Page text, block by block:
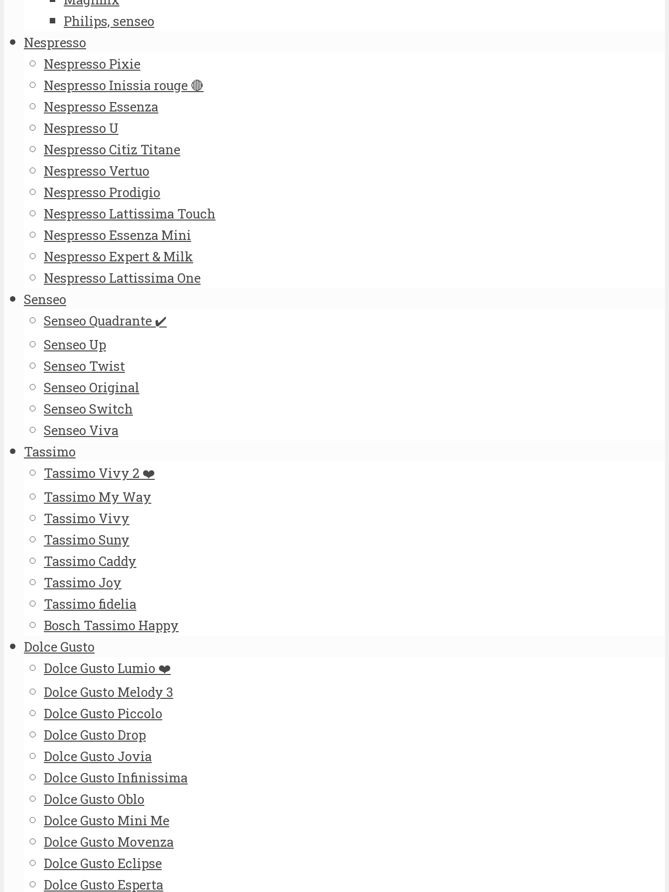
Philips, senseo
Nespresso
Nespresso Pixie
Nespresso Inissia rouge 🔴
Nespresso Essenza
Nespresso U
Nespresso Citiz Titane
Nespresso Vertuo
Nespresso Prodigio
Nespresso Lattissima Touch
Nespresso Essenza Mini
Nespresso Expert & Milk
Nespresso Lattissima One
Senseo
Senseo Quadrante ✔️
Senseo Up
Senseo Twist
Senseo Original
Senseo Switch
Senseo Viva
Tassimo
Tassimo Vivy 2 ❤️
Tassimo My Way
Tassimo Vivy
Tassimo Suny
Tassimo Caddy
Tassimo Joy
Tassimo fidelia
Bosch Tassimo Happy
Dolce Gusto
Dolce Gusto Lumio ❤️
Dolce Gusto Melody 3
Dolce Gusto Piccolo
Dolce Gusto Drop
Dolce Gusto Jovia
Dolce Gusto Infinissima
Dolce Gusto Oblo
Dolce Gusto Mini Me
Dolce Gusto Movenza
Dolce Gusto Eclipse
Dolce Gusto Esperta